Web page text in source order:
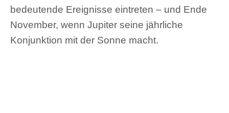
bedeutende Ereignisse eintreten – und Ende
November, wenn Jupiter seine jährliche
Konjunktion mit der Sonne macht.